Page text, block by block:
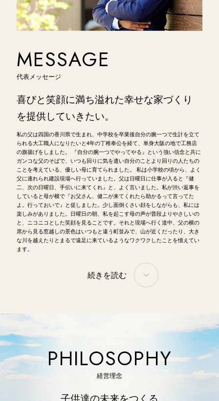
MESSAGE
代表メッセージ
喜びと笑顔に満ち溢れた幸せな家づくり
を提供していきたい。
私の父は四国の香川県で生まれ、中学校を卒業後自分の腕一つで生計を立て
られる大工職人になりたいと4年の丁稚奉公を経て、単身大阪の地で工務店
の旗揚げをしました。 『自分の腕一つでやってやる』という強い信念と共に
ガンコな父のそばで、いつも回りに気を遣い自分のことより回りの人たちの
ことを考えている、優しい母に育てられました。 私は小学校の頃から、よく
父に連れられ建設現場へ行っていました。父は日曜日に仕事が入ると『健
二、次の日曜日、手伝いに来てくれ』と、よく言いました。私が渋い返事を
していると母が横で『お父さん、健二が来てくれたら助かるって言ってた
よ。行っておいで』と促しました。少し面倒くさい顔をしながらも、私には
楽しみがありました。日曜日の朝、私を起こす母の声が普段よりやさしいの
と、ニコニコとした笑顔を見ることです。それと現場へ行く道中、父の横の
席から見る窓越しの景色はいつもと違う町並みで、山が近くだったり、大き
な川を越えたりとまるで遠足に来ているようなワクワクしたことを憶えてい
ます。
PHILOSOPHY
経営理念
子供達の未来をつくる